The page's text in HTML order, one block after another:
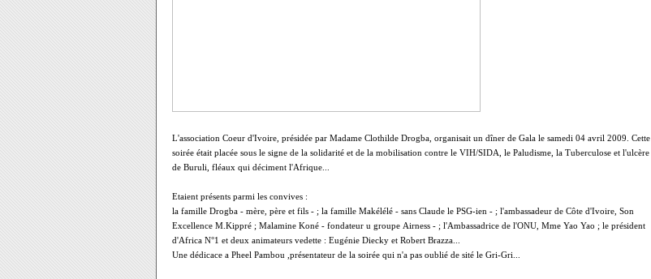
L'association Coeur d'Ivoire, présidée par Madame Clothilde Drogba, organisait un dîner de Gala le samedi 04 avril 2009. Cette
soirée était placée sous le signe de la solidarité et de la mobilisation contre le VIH/SIDA, le Paludisme, la Tuberculose et l'ulcère
de Buruli, fléaux qui déciment l'Afrique...
Etaient présents parmi les convives :
la famille Drogba - mère, père et fils - ; la famille Makélélé - sans Claude le PSG-ien - ; l'ambassadeur de Côte d'Ivoire, Son
Excellence M.Kippré ; Malamine Koné - fondateur u groupe Airness - ; l'Ambassadrice de l'ONU, Mme Yao Yao ; le président
d'Africa N°1 et deux animateurs vedette : Eugénie Diecky et Robert Brazza...
Une dédicace a Pheel Pambou ,présentateur de la soirée qui n'a pas oublié de sité le Gri-Gri...